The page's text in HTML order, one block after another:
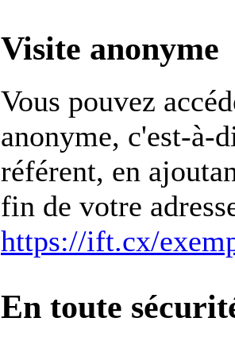
Visite anonyme
Vous pouvez
anonyme, c'est-à-
référent, en
fin de votre
https://ift.cx/
En toute